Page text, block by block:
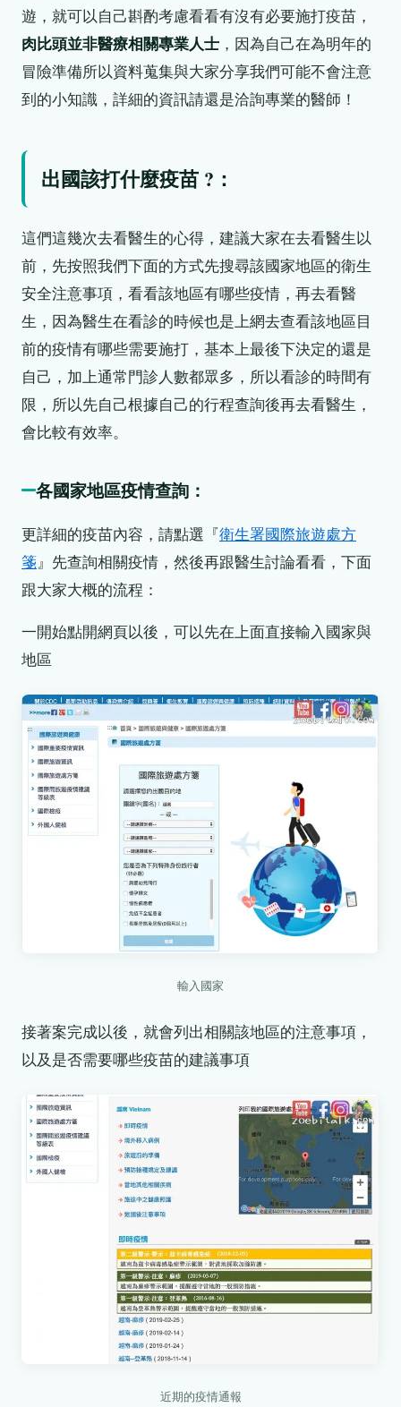
遊，就可以自己斟酌考慮看看有沒有必要施打疫苗，
肉比頭並非醫療相關專業人士 ，因為自己在為明年的
冒險準備所以資料蒐集與大家分享我們可能不會注意
到的小知識，詳細的資訊請還是洽詢專業的醫師！
出國該打什麼疫苗 ?：
這們這幾次去看醫生的心得，建議大家在去看醫生以
前，先按照我們下面的方式先搜尋該國家地區的衛生
安全注意事項，看看該地區有哪些疫情，再去看醫
生，因為醫生在看診的時候也是上網去查看該地區目
前的疫情有哪些需要施打，基本上最後下決定的還是
自己，加上通常門診人數都眾多，所以看診的時間有
限，所以先自己根據自己的行程查詢後再去看醫生，
會比較有效率。
各國家地區疫情查詢：
更詳細的疫苗內容，請點選『衛生署國際旅遊處方
箋』先查詢相關疫情，然後再跟醫生討論看看，下面
跟大家大概的流程：
一開始點開網頁以後，可以先在上面直接輸入國家與
地區
輸入國家
接著案完成以後，就會列出相關該地區的注意事項，
以及是否需要哪些疫苗的建議事項
近期的疫情通報